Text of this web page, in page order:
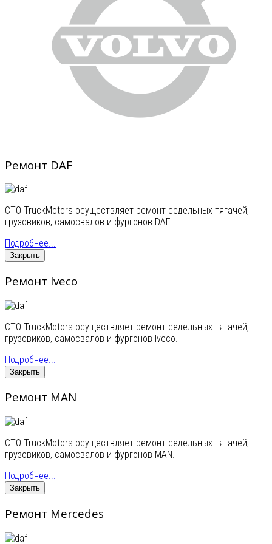
Ремонт DAF
СТО TruckMotors осуществляет ремонт седельных тягачей,
грузовиков, самосвалов и фургонов DAF.
Подробнее...
Закрыть
Ремонт Iveco
СТО TruckMotors осуществляет ремонт седельных тягачей,
грузовиков, самосвалов и фургонов Iveco.
Подробнее...
Закрыть
Ремонт MAN
СТО TruckMotors осуществляет ремонт седельных тягачей,
грузовиков, самосвалов и фургонов MAN.
Подробнее...
Закрыть
Ремонт Mercedes